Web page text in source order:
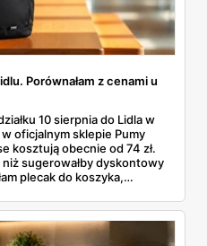
Porównałam z cenami u
10 sierpnia do Lidla w
oficjalnym sklepie Pumy
kosztują obecnie od 74 zł.
sugerowałby dyskontowy
plecak do koszyka,
Lidl, ile kosztują
ten zakup naprawdę